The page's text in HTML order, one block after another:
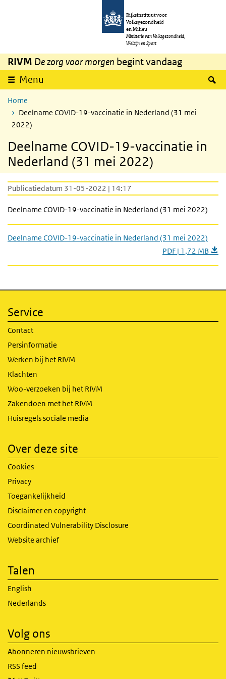
Overslaan en naar de inhoud gaan
Rijksinstituut voor
Volksgezondheid
en Milieu
Ministerie van Volksgezondheid,
Welzijn en Sport
RIVM De zorg voor morgen begint vandaag
Menu
Home
Deelname COVID-19-vaccinatie in Nederland (31 mei
2022)
Deelname COVID-19-vaccinatie in
Nederland (31 mei 2022)
Publicatiedatum 31-05-2022 | 14:17
Deelname COVID-19-vaccinatie in Nederland (31 mei 2022)
Deelname COVID-19-vaccinatie in Nederland (31 mei 2022)
PDF | 1,72 MB
Service
Contact
Persinformatie
Werken bij het RIVM
Klachten
Woo-verzoeken bij het RIVM
Zakendoen met het RIVM
Huisregels sociale media
Over deze site
Cookies
Privacy
Toegankelijkheid
Disclaimer en copyright
Coordinated Vulnerability Disclosure
Website archief
Talen
English
Nederlands
Volg ons
Abonneren nieuwsbrieven
RSS feed